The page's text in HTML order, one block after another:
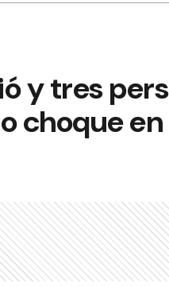
y tres
choque